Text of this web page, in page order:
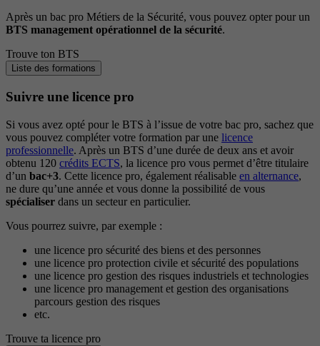
Après un bac pro Métiers de la Sécurité, vous pouvez opter pour un
BTS management opérationnel de la sécurité.
Trouve ton BTS
Liste des formations
Suivre une licence pro
Si vous avez opté pour le BTS à l’issue de votre bac pro, sachez que
vous pouvez compléter votre formation par une licence
professionnelle. Après un BTS d’une durée de deux ans et avoir
obtenu 120 crédits ECTS, la licence pro vous permet d’être titulaire
d’un bac+3. Cette licence pro, également réalisable en alternance,
ne dure qu’une année et vous donne la possibilité de vous
spécialiser dans un secteur en particulier.
Vous pourrez suivre, par exemple :
une licence pro sécurité des biens et des personnes
une licence pro protection civile et sécurité des populations
une licence pro gestion des risques industriels et technologies
une licence pro management et gestion des organisations
parcours gestion des risques
etc.
Trouve ta licence pro